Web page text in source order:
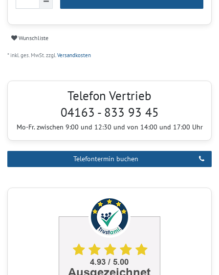
Wunschliste
* inkl. ges. MwSt. zzgl.Versandkosten
Telefon Vertrieb
04163 - 833 93 45
Mo-Fr. zwischen 9:00 und 12:30 und von 14:00 und 17:00 Uhr
Telefontermin buchen